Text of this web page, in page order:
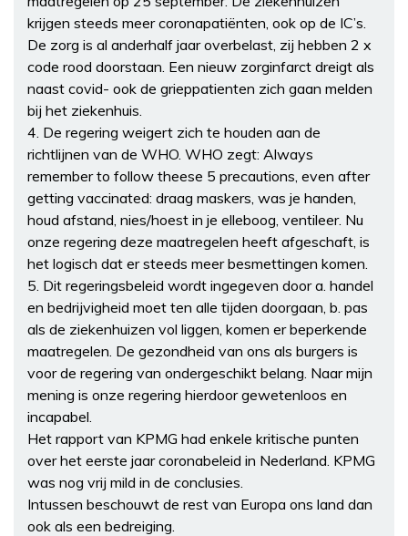
krijgen steeds meer coronapatiënten, ook op de IC’s.
De zorg is al anderhalf jaar overbelast, zij hebben 2 x
code rood doorstaan. Een nieuw zorginfarct dreigt als
naast covid- ook de grieppatienten zich gaan melden
bij het ziekenhuis.
4. De regering weigert zich te houden aan de
richtlijnen van de WHO. WHO zegt: Always
remember to follow theese 5 precautions, even after
getting vaccinated: draag maskers, was je handen,
houd afstand, nies/hoest in je elleboog, ventileer. Nu
onze regering deze maatregelen heeft afgeschaft, is
het logisch dat er steeds meer besmettingen komen.
5. Dit regeringsbeleid wordt ingegeven door a. handel
en bedrijvigheid moet ten alle tijden doorgaan, b. pas
als de ziekenhuizen vol liggen, komen er beperkende
maatregelen. De gezondheid van ons als burgers is
voor de regering van ondergeschikt belang. Naar mijn
mening is onze regering hierdoor gewetenloos en
incapabel.
Het rapport van KPMG had enkele kritische punten
over het eerste jaar coronabeleid in Nederland. KPMG
was nog vrij mild in de conclusies.
Intussen beschouwt de rest van Europa ons land dan
ook als een bedreiging.